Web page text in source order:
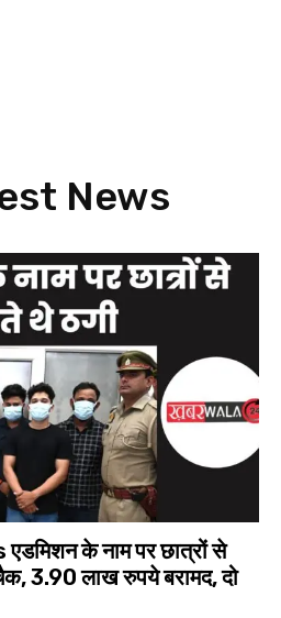
News
के नाम पर छात्रों से
3.90 लाख रुपये बरामद, दो